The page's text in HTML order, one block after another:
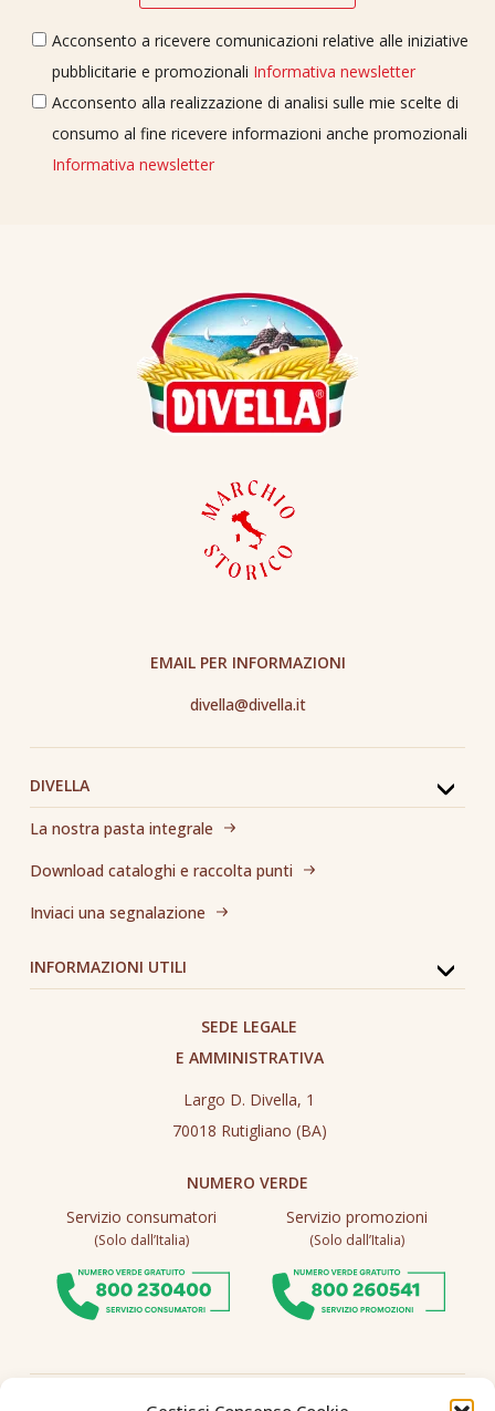
Acconsento a ricevere comunicazioni relative alle iniziative
pubblicitarie e promozionali Informativa newsletter
Acconsento alla realizzazione di analisi sulle mie scelte di
consumo al fine ricevere informazioni anche promozionali
Informativa newsletter
DIVELLA
La nostra pasta integrale
Download cataloghi e raccolta punti
Inviaci una segnalazione
INFORMAZIONI UTILI
EMAIL PER INFORMAZIONI
divella@divella.it
SEDE LEGALE
E AMMINISTRATIVA
Largo D. Divella, 1
70018 Rutigliano (BA)
NUMERO VERDE
Servizio consumatori
(Solo dall’Italia)
Servizio promozioni
(Solo dall’Italia)
Seguici